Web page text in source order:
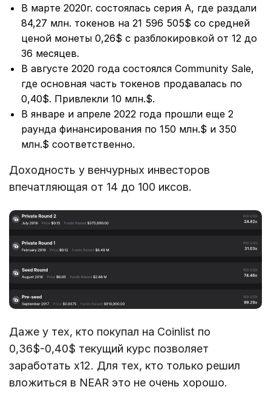
В марте 2020г. состоялась серия А, где раздали
84,27 млн. токенов на 21 596 505$ со средней
ценой монеты 0,26$ с разблокировкой от 12 до
36 месяцев.
В августе 2020 года состоялся Community Sale,
где основная часть токенов продавалась по
0,40$. Привлекли 10 млн.$.
В январе и апреле 2022 года прошли еще 2
раунда финансирования по 150 млн.$ и 350
млн.$ соответственно.
Доходность у венчурных инвесторов
впечатляющая от 14 до 100 иксов.
Даже у тех, кто покупал на Coinlist по
0,36$-0,40$ текущий курс позволяет
заработать х12. Для тех, кто только решил
вложиться в NEAR это не очень хорошо.